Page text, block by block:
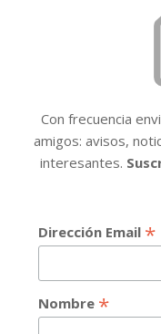
Con frecuencia
amigos: avisos,
interesantes.
Dirección Email *
Nombre *